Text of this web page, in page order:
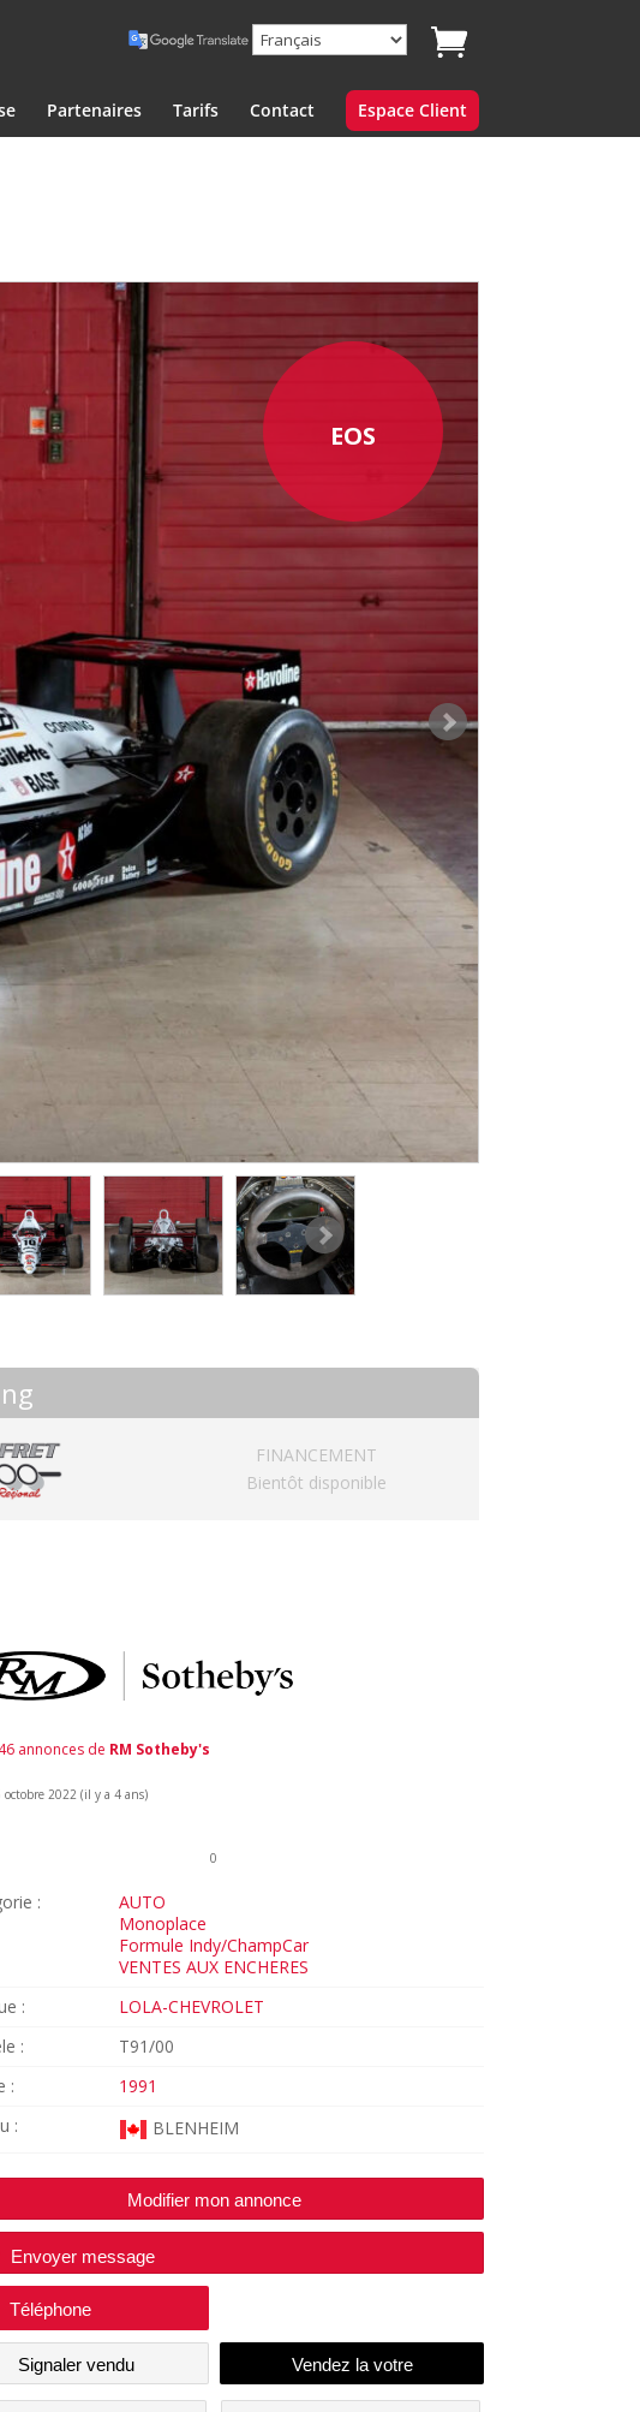
Partenaires Tarifs Contact Espace Client
EOS
FINANCEMENT
Bientôt disponible
annonces de RM Sotheby's
octobre 2022 (il y a 4 ans)
0
:
AUTO
Monoplace
Formule Indy/ChampCar
VENTES AUX ENCHERES
:
LOLA-CHEVROLET
:
T91/00
:
1991
:
BLENHEIM
Modifier mon annonce
Envoyer message
Téléphone
Signaler vendu